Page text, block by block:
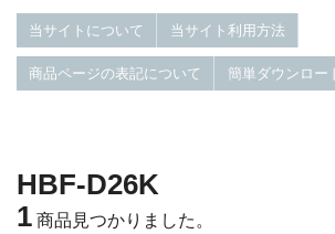
当サイトについて 当サイト利用方法
商品ページの表記について 簡単ダウンロー
HBF-D26K
1 商品見つかりました。